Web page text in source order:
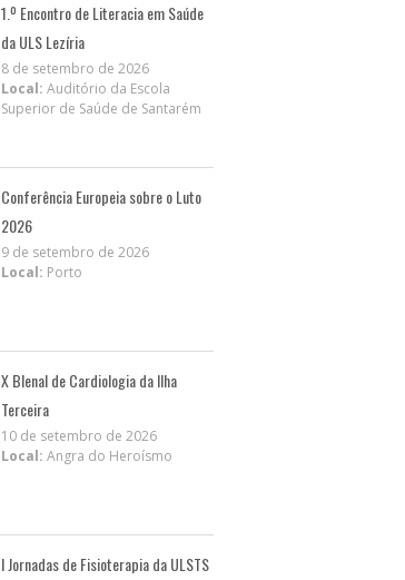
1.º Encontro de Literacia em Saúde
da ULS Lezíria
8 de setembro de 2026
Local: Auditório da Escola
Superior de Saúde de Santarém
Conferência Europeia sobre o Luto
2026
9 de setembro de 2026
Local: Porto
X BIenal de Cardiologia da Ilha
Terceira
10 de setembro de 2026
Local: Angra do Heroísmo
I Jornadas de Fisioterapia da ULSTS